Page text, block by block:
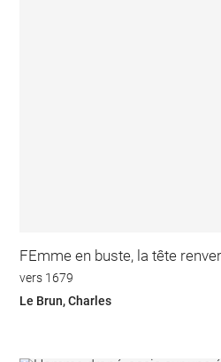
FEmme en buste, la tête
vers 1679
Le Brun, Charles